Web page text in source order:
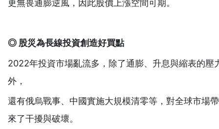
更無畏通膨逆風，因此股價上漲空間可期。
◎ 股災為長線投資創造好買點
2022年投資市場亂流多，除了通膨、升息與縮表的壓
外，
還有俄烏戰事、中國實施大規模清零等，對全球市場帶
來了干擾與破壞。